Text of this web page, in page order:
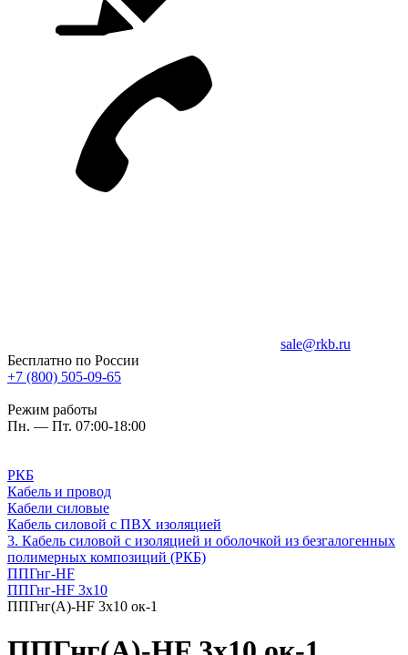
sale@rkb.ru
Бесплатно по России
+7 (800) 505-09-65
Режим работы
Пн. — Пт. 07:00-18:00
РКБ
Кабель и провод
Кабели силовые
Кабель силовой с ПВХ изоляцией
3. Кабель силовой с изоляцией и оболочкой из безгалогенных
полимерных композиций (РКБ)
ППГнг-HF
ППГнг-HF 3х10
ППГнг(А)-HF 3х10 ок-1